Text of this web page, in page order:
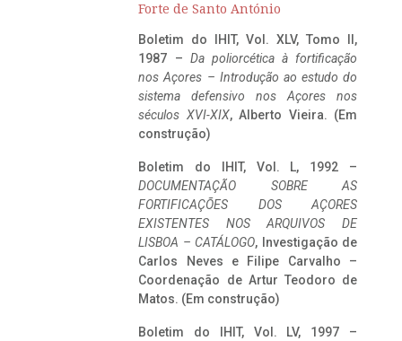
Forte de Santo António
Boletim do IHIT, Vol. XLV, Tomo II,
1987 – Da poliorcética à fortificação
nos Açores – Introdução ao estudo do
sistema defensivo nos Açores nos
séculos XVI-XIX, Alberto Vieira. (Em
construção)
Boletim do IHIT, Vol. L, 1992 –
DOCUMENTAÇÃO SOBRE AS
FORTIFICAÇÕES DOS AÇORES
EXISTENTES NOS ARQUIVOS DE
LISBOA – CATÁLOGO, Investigação de
Carlos Neves e Filipe Carvalho –
Coordenação de Artur Teodoro de
Matos. (Em construção)
Boletim do IHIT, Vol. LV, 1997 –